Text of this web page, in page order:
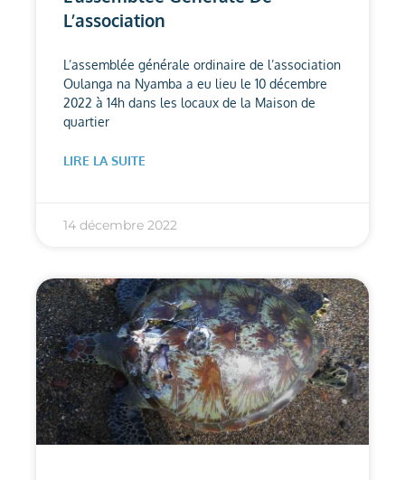
L’association
L’assemblée générale ordinaire de l’association
Oulanga na Nyamba a eu lieu le 10 décembre
2022 à 14h dans les locaux de la Maison de
quartier
LIRE LA SUITE
14 décembre 2022